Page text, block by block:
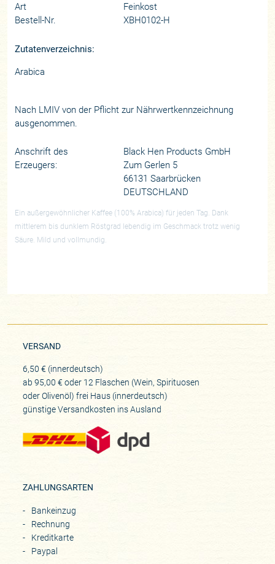
Art
Feinkost
Bestell-Nr.
XBH0102-H
Zutatenverzeichnis:
Arabica
Nach LMIV von der Pflicht zur Nährwertkennzeichnung
ausgenommen.
Anschrift des
Erzeugers:
Black Hen Products GmbH
Zum Gerlen 5
66131 Saarbrücken
DEUTSCHLAND
Ein außergewöhnlicher Kaffee (100% Arabica) für jeden Tag. Dank
mittlerem bis dunklem Röstgrad lebendig im Geschmack trotz wenig
Säure. Mild und vollmundig.
VERSAND
6,50 € (innerdeutsch)
ab 95,00 € oder 12 Flaschen (Wein, Spirituosen
oder Olivenöl) frei Haus (innerdeutsch)
günstige Versandkosten ins Ausland
ZAHLUNGSARTEN
Bankeinzug
Rechnung
Kreditkarte
Paypal